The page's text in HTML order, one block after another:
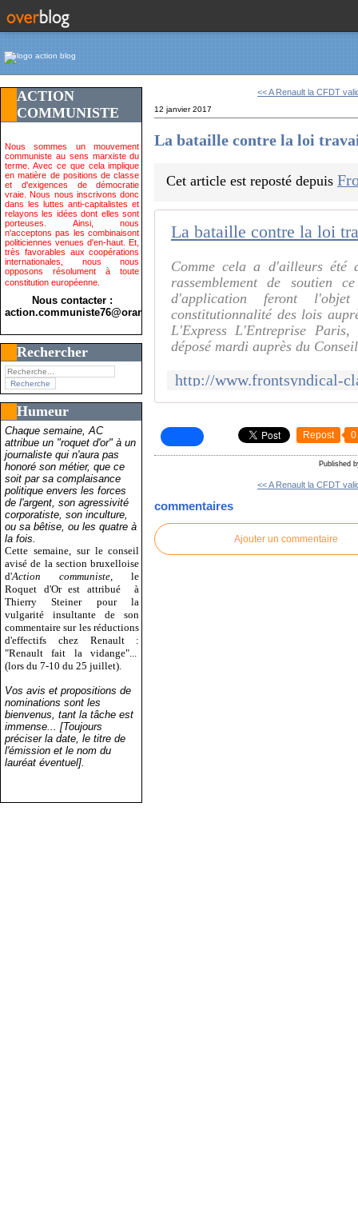
ACTION
COMMUNISTE
Nous sommes un mouvement
communiste au sens marxiste du
terme. Avec ce que cela implique
en matière de positions de classe
et d'exigences de démocratie
vraie. Nous nous inscrivons donc
dans les luttes anti-capitalistes et
relayons les idées dont elles sont
porteuses. Ainsi, nous
n'acceptons pas les combinaisont
politiciennes venues d'en-haut. Et,
très favorables aux coopérations
internationales, nous nous
opposons résolument à toute
constitution européenne.
Nous contacter :
action.communiste76@orange.fr>
Rechercher
Humeur
Chaque semaine, AC
attribue un "roquet d'or" à un
journaliste qui n'aura pas
honoré son métier, que ce
soit par sa complaisance
politique envers les forces
de l'argent, son agressivité
corporatiste, son inculture,
ou sa bêtise, ou les quatre à
la fois.
Cette semaine, sur le conseil
avisé de la section bruxelloise
d'Action communiste , le
Roquet d'Or est attribué
à
Thierry Steiner pour la
vulgarité insultante de son
commentaire sur les réductions
d'effectifs chez Renault :
"Renault fait la vidange"...
(lors du 7-10 du 25 juillet).
Vos avis et propositions de
nominations sont les
bienvenus, tant la tâche est
immense... [Toujours
préciser la date, le titre de
l'émission et le nom du
lauréat éventuel].
<< A Renault la CFDT
12 janvier 2017
La bataille contre la loi
Cet article est reposté depuis
La bataille contre la loi
Comme cela a d'ailleurs été
rassemblement de soutien
d'application feront
constitutionnalité des lois
L'Express L'Entreprise
déposé mardi auprès du
Repost 0
Published
<< A Renault la CFDT
commentaires
Ajouter un commentaire